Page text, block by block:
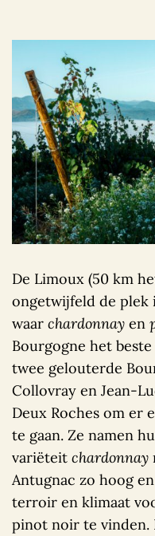
De Limoux (50 km
ongetwijfeld de plek
waar chardonnay en
Bourgogne het
twee gelouterde
Collovray en Jean-
Deux Roches om er
te gaan. Ze namen
variëteit chardonnay
Antugnac zo hoog
terroir en klimaat
pinot noir te vinden.